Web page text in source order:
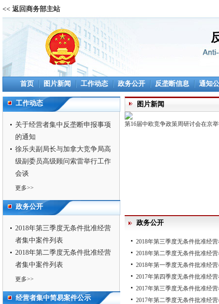
<< 返回商务部主站
首页 图片新闻 工作动态 政务公开 反垄断信息 通知
工作动态
关于经营者集中反垄断申报事项
的通知
徐乐夫副局长与加拿大竞争局高
级副委员高级顾问索雷举行工作
会谈
更多>>
政务公开
2018年第三季度无条件批准经营
者集中案件列表
2018年第二季度无条件批准经营
者集中案件列表
更多>>
经营者集中简易案件公示
图片新闻
第16届中欧竞争政策周研讨会在京
政务公开
2018年第三季度无条件批准经
2018年第二季度无条件批准经
2018年第一季度无条件批准经
2017年第四季度无条件批准经
2017年第三季度无条件批准经
2017年第二季度无条件批准经